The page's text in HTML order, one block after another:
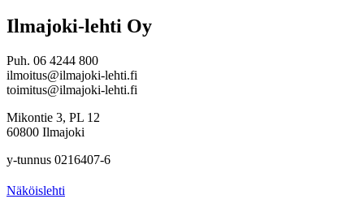
Ilmajoki-lehti Oy
Puh. 06 4244 800
ilmoitus@ilmajoki-lehti.fi
toimitus@ilmajoki-lehti.fi
Mikontie 3, PL 12
60800 Ilmajoki
y-tunnus 0216407-6
Näköislehti